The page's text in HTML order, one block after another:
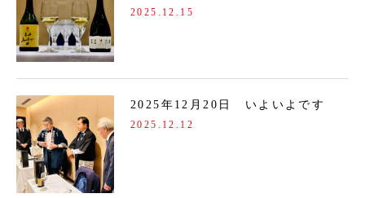
2025.12.15
2025年12月20日 いよいよです
2025.12.12